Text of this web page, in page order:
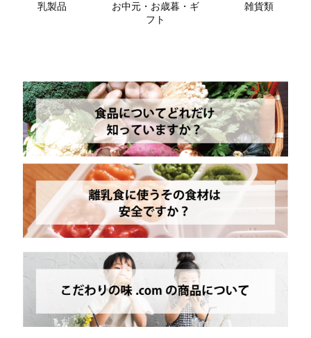
乳製品
お中元・お歳暮・ギ
フト
雑貨類